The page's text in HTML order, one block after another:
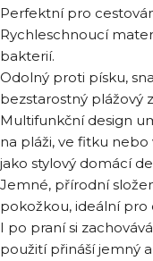
Perfektní pro
Rychleschnoucí
bakterií.
Odolný proti písku,
bezstarostný plážový
Multifunkční design
na pláži, ve fitku
jako stylový domácí
Jemné, přírodní
pokožkou, ideální pro
I po praní si
použití přináší jemný